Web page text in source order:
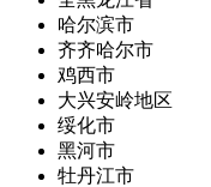
哈尔滨市
齐齐哈尔市
鸡西市
大兴安岭地区
绥化市
黑河市
牡丹江市